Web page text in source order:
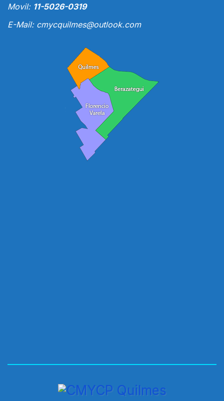
Movil: 11-5026-0319
E-Mail: cmycquilmes@outlook.com